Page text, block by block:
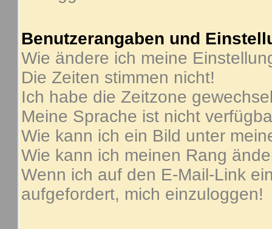
Benutzerangaben und
Wie ändere ich meine
Die Zeiten stimmen nicht!
Ich habe die Zeitzone
Meine Sprache ist nicht
Wie kann ich ein Bild unter
Wie kann ich meinen Rang
Wenn ich auf den E-Mail-Link
aufgefordert, mich einzuloggen!